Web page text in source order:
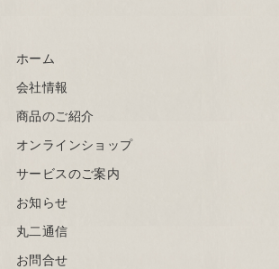
ホーム
会社情報
商品のご紹介
オンラインショップ
サービスのご案内
お知らせ
丸二通信
お問合せ